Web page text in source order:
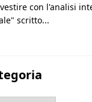
con l'analisi
scritto...